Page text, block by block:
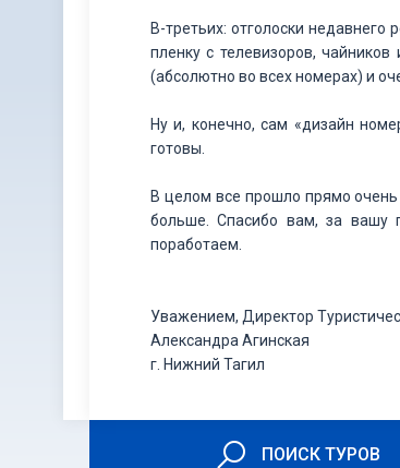
В-третьих: отголоски
пленку с телевизоров,
(абсолютно во всех номерах) и
Ну и, конечно, сам «дизайн
готовы.
В целом все прошло прямо очень
больше. Спасибо вам, за вашу
поработаем.
Уважением, Директор
Александра Агинская
г. Нижний Тагил
ПОИСК ТУРОВ